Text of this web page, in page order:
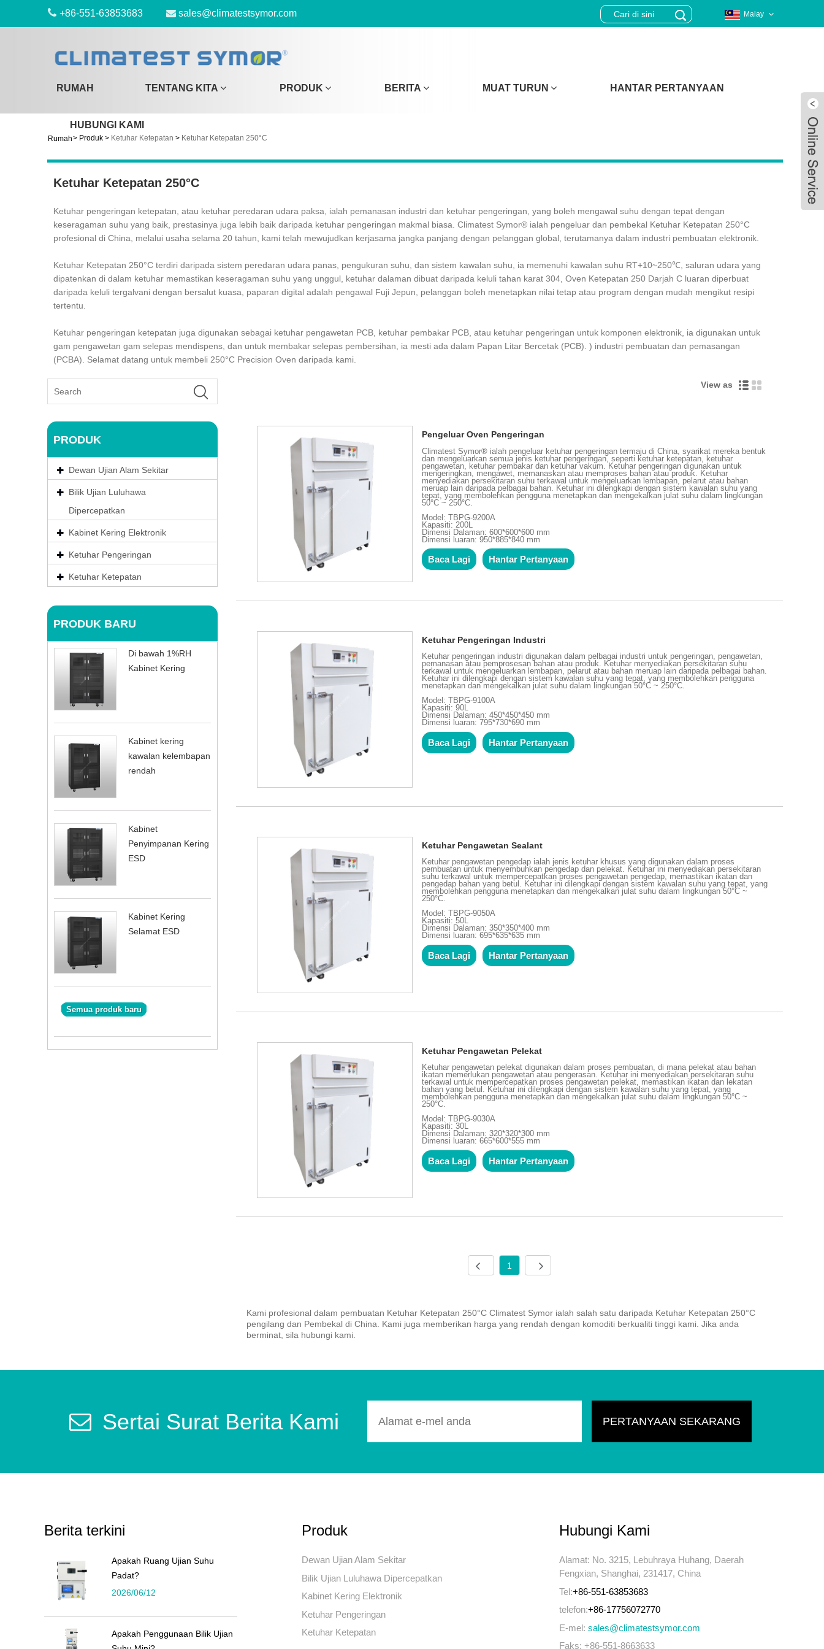
+86-551-63853683 sales@climatestsymor.com Malay
RUMAH TENTANG KITA PRODUK BERITA MUAT TURUN HANTAR PERTANYAAN
HUBUNGI KAMI
Rumah> Produk > Ketuhar Ketepatan > Ketuhar Ketepatan 250°C
Ketuhar Ketepatan 250°C
Ketuhar pengeringan ketepatan, atau ketuhar peredaran udara paksa, ialah pemanasan industri dan ketuhar pengeringan, yang boleh mengawal suhu dengan tepat dengan
keseragaman suhu yang baik, prestasinya juga lebih baik daripada ketuhar pengeringan makmal biasa. Climatest Symor® ialah pengeluar dan pembekal Ketuhar Ketepatan 250°C
profesional di China, melalui usaha selama 20 tahun, kami telah mewujudkan kerjasama jangka panjang dengan pelanggan global, terutamanya dalam industri pembuatan elektronik.
Ketuhar Ketepatan 250°C terdiri daripada sistem peredaran udara panas, pengukuran suhu, dan sistem kawalan suhu, ia memenuhi kawalan suhu RT+10~250℃, saluran udara yang
dipatenkan di dalam ketuhar memastikan keseragaman suhu yang unggul, ketuhar dalaman dibuat daripada keluli tahan karat 304, Oven Ketepatan 250 Darjah C luaran diperbuat
daripada keluli tergalvani dengan bersalut kuasa, paparan digital adalah pengawal Fuji Jepun, pelanggan boleh menetapkan nilai tetap atau program dengan mudah mengikut resipi
tertentu.
Ketuhar pengeringan ketepatan juga digunakan sebagai ketuhar pengawetan PCB, ketuhar pembakar PCB, atau ketuhar pengeringan untuk komponen elektronik, ia digunakan untuk
gam pengawetan gam selepas mendispens, dan untuk membakar selepas pembersihan, ia mesti ada dalam Papan Litar Bercetak (PCB). ) industri pembuatan dan pemasangan
(PCBA). Selamat datang untuk membeli 250°C Precision Oven daripada kami.
PRODUK
Dewan Ujian Alam Sekitar
Bilik Ujian Luluhawa
Dipercepatkan
Kabinet Kering Elektronik
Ketuhar Pengeringan
Ketuhar Ketepatan
PRODUK BARU
Di bawah 1%RH
Kabinet Kering
Kabinet kering
kawalan kelembapan
rendah
Kabinet
Penyimpanan Kering
ESD
Kabinet Kering
Selamat ESD
Semua produk baru
View as
Pengeluar Oven Pengeringan
Climatest Symor® ialah pengeluar ketuhar pengeringan termaju di China, syarikat mereka bentuk
dan mengeluarkan semua jenis ketuhar pengeringan, seperti ketuhar ketepatan, ketuhar
pengawetan, ketuhar pembakar dan ketuhar vakum. Ketuhar pengeringan digunakan untuk
mengeringkan, mengawet, memanaskan atau memproses bahan atau produk. Ketuhar
menyediakan persekitaran suhu terkawal untuk mengeluarkan lembapan, pelarut atau bahan
meruap lain daripada pelbagai bahan. Ketuhar ini dilengkapi dengan sistem kawalan suhu yang
tepat, yang membolehkan pengguna menetapkan dan mengekalkan julat suhu dalam lingkungan
50°C ~ 250°C.
Model: TBPG-9200A
Kapasiti: 200L
Dimensi Dalaman: 600*600*600 mm
Dimensi luaran: 950*885*840 mm
Baca Lagi Hantar Pertanyaan
Ketuhar Pengeringan Industri
Ketuhar pengeringan industri digunakan dalam pelbagai industri untuk pengeringan, pengawetan,
pemanasan atau pemprosesan bahan atau produk. Ketuhar menyediakan persekitaran suhu
terkawal untuk mengeluarkan lembapan, pelarut atau bahan meruap lain daripada pelbagai bahan.
Ketuhar ini dilengkapi dengan sistem kawalan suhu yang tepat, yang membolehkan pengguna
menetapkan dan mengekalkan julat suhu dalam lingkungan 50°C ~ 250°C.
Model: TBPG-9100A
Kapasiti: 90L
Dimensi Dalaman: 450*450*450 mm
Dimensi luaran: 795*730*690 mm
Baca Lagi Hantar Pertanyaan
Ketuhar Pengawetan Sealant
Ketuhar pengawetan pengedap ialah jenis ketuhar khusus yang digunakan dalam proses
pembuatan untuk menyembuhkan pengedap dan pelekat. Ketuhar ini menyediakan persekitaran
suhu terkawal untuk mempercepatkan proses pengawetan pengedap, memastikan ikatan dan
pengedap bahan yang betul. Ketuhar ini dilengkapi dengan sistem kawalan suhu yang tepat, yang
membolehkan pengguna menetapkan dan mengekalkan julat suhu dalam lingkungan 50°C ~
250°C.
Model: TBPG-9050A
Kapasiti: 50L
Dimensi Dalaman: 350*350*400 mm
Dimensi luaran: 695*635*635 mm
Baca Lagi Hantar Pertanyaan
Ketuhar Pengawetan Pelekat
Ketuhar pengawetan pelekat digunakan dalam proses pembuatan, di mana pelekat atau bahan
ikatan memerlukan pengawetan atau pengerasan. Ketuhar ini menyediakan persekitaran suhu
terkawal untuk mempercepatkan proses pengawetan pelekat, memastikan ikatan dan lekatan
bahan yang betul. Ketuhar ini dilengkapi dengan sistem kawalan suhu yang tepat, yang
membolehkan pengguna menetapkan dan mengekalkan julat suhu dalam lingkungan 50°C ~
250°C.
Model: TBPG-9030A
Kapasiti: 30L
Dimensi Dalaman: 320*320*300 mm
Dimensi luaran: 665*600*555 mm
Baca Lagi Hantar Pertanyaan
1
Kami profesional dalam pembuatan Ketuhar Ketepatan 250°C Climatest Symor ialah salah satu daripada Ketuhar Ketepatan 250°C
pengilang dan Pembekal di China. Kami juga memberikan harga yang rendah dengan komoditi berkualiti tinggi kami. Jika anda
berminat, sila hubungi kami.
Sertai Surat Berita Kami
Berita terkini
Apakah Ruang Ujian Suhu
Padat?
2026/06/12
Apakah Penggunaan Bilik Ujian
Produk
Dewan Ujian Alam Sekitar
Bilik Ujian Luluhawa Dipercepatkan
Kabinet Kering Elektronik
Ketuhar Pengeringan
Ketuhar Ketepatan
Hubungi Kami
Alamat: No. 3215, Lebuhraya Huhang, Daerah
Fengxian, Shanghai, 231417, China
Tel:+86-551-63853683
telefon:+86-17756072770
E-mel: sales@climatestsymor.com
Faks: +86-551-8663633